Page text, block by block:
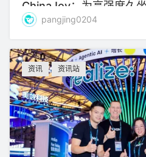
ChinaJoy：为高强度久
pangjing0204
资讯 资讯站